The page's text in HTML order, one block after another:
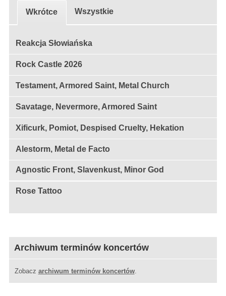
Wkrótce Wszystkie
Reakcja Słowiańska
Rock Castle 2026
Testament, Armored Saint, Metal Church
Savatage, Nevermore, Armored Saint
Xificurk, Pomiot, Despised Cruelty, Hekation
Alestorm, Metal de Facto
Agnostic Front, Slavenkust, Minor God
Rose Tattoo
Archiwum terminów koncertów
Zobacz archiwum terminów koncertów.